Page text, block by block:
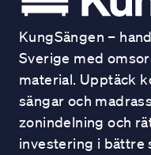
KungSängen –
Sverige med
material. Upptäck
sängar och
zonindelning och
investering i bättre